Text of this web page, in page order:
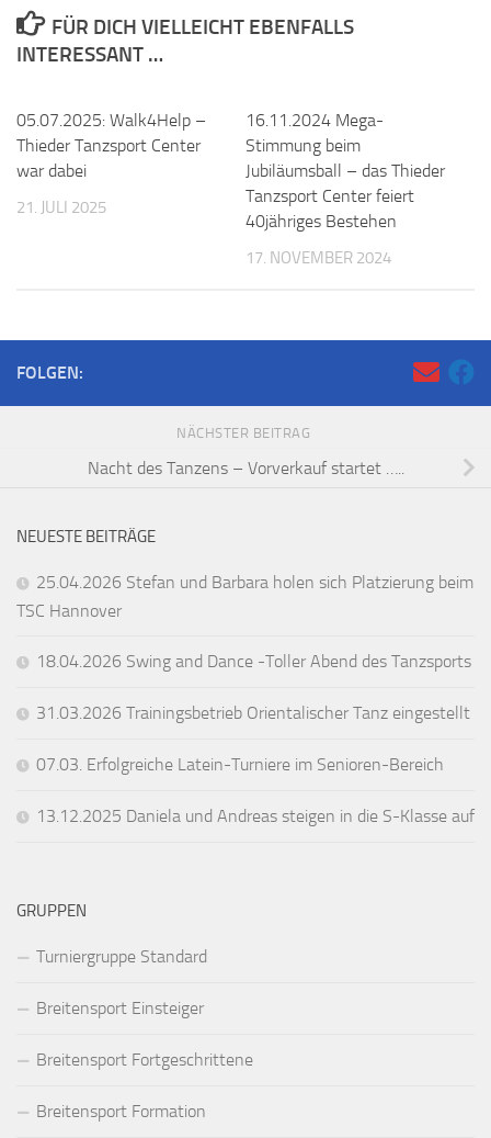
FÜR DICH VIELLEICHT EBENFALLS
INTERESSANT …
05.07.2025: Walk4Help –
Thieder Tanzsport Center
war dabei
21. JULI 2025
16.11.2024 Mega-
Stimmung beim
Jubiläumsball – das Thieder
Tanzsport Center feiert
40jähriges Bestehen
17. NOVEMBER 2024
FOLGEN:
NÄCHSTER BEITRAG
Nacht des Tanzens – Vorverkauf startet …..
NEUESTE BEITRÄGE
25.04.2026 Stefan und Barbara holen sich Platzierung beim
TSC Hannover
18.04.2026 Swing and Dance -Toller Abend des Tanzsports
31.03.2026 Trainingsbetrieb Orientalischer Tanz eingestellt
07.03. Erfolgreiche Latein-Turniere im Senioren-Bereich
13.12.2025 Daniela und Andreas steigen in die S-Klasse auf
GRUPPEN
Turniergruppe Standard
Breitensport Einsteiger
Breitensport Fortgeschrittene
Breitensport Formation